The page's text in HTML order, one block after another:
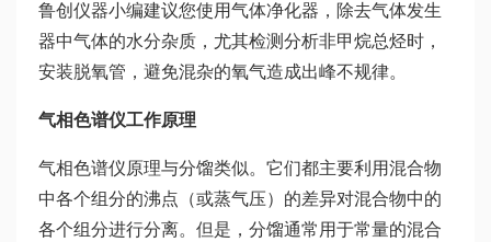
鲁创仪器小编建议您使用气体净化器，除去气体发生
器中气体的水分杂质，尤其检测分析非甲烷总烃时，
安装脱氧管，避免混杂的氧气造成出峰不规律。
气相色谱仪工作原理
气相色谱仪原理与分馏类似。它们都主要利用混合物
中各个组分的沸点（或蒸气压）的差异对混合物中的
各个组分进行分离。但是，分馏通常用于常量的混合